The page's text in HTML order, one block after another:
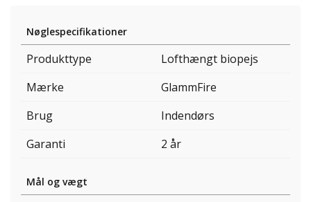
Nøglespecifikationer
Produkttype
Lofthængt biopejs
Mærke
GlammFire
Brug
Indendørs
Garanti
2 år
Mål og vægt